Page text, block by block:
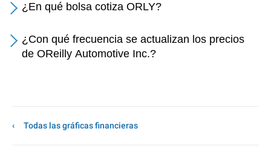
¿En qué bolsa cotiza ORLY?
¿Con qué frecuencia se actualizan los precios
de OReilly Automotive Inc.?
Todas las gráficas financieras